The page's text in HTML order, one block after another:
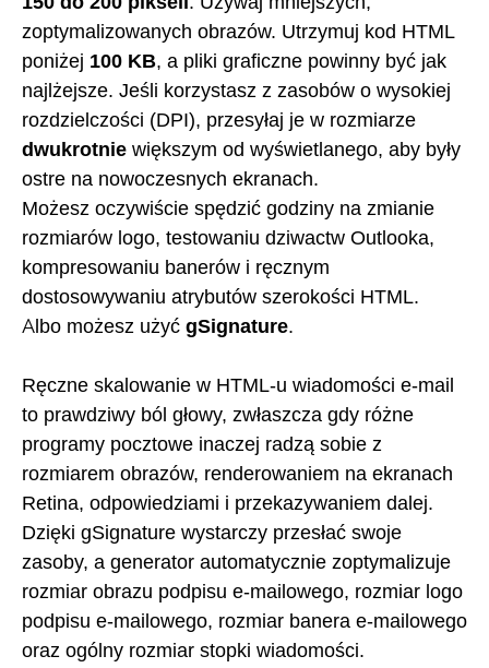
zoptymalizowanych obrazów. Utrzymuj kod HTML
poniżej 100 KB, a pliki graficzne powinny być jak
najlżejsze. Jeśli korzystasz z zasobów o wysokiej
rozdzielczości (DPI), przesyłaj je w rozmiarze
dwukrotnie większym od wyświetlanego, aby były
ostre na nowoczesnych ekranach.
Możesz oczywiście spędzić godziny na zmianie
rozmiarów logo, testowaniu dziwactw Outlooka,
kompresowaniu banerów i ręcznym
dostosowywaniu atrybutów szerokości HTML.
Albo możesz użyć gSignature.
Ręczne skalowanie w HTML-u wiadomości e-mail
to prawdziwy ból głowy, zwłaszcza gdy różne
programy pocztowe inaczej radzą sobie z
rozmiarem obrazów, renderowaniem na ekranach
Retina, odpowiedziami i przekazywaniem dalej.
Dzięki gSignature wystarczy przesłać swoje
zasoby, a generator automatycznie zoptymalizuje
rozmiar obrazu podpisu e-mailowego, rozmiar logo
podpisu e-mailowego, rozmiar banera e-mailowego
oraz ogólny rozmiar stopki wiadomości.